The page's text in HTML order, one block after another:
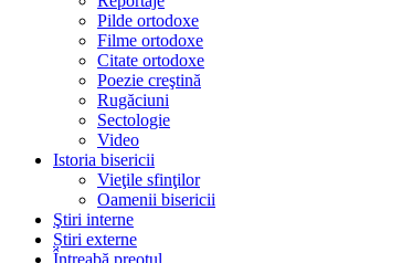
Pilde ortodoxe
Filme ortodoxe
Citate ortodoxe
Poezie creştină
Rugăciuni
Sectologie
Video
Istoria bisericii
Vieţile sfinţilor
Oamenii bisericii
Ştiri interne
Știri externe
Întreabă preotul